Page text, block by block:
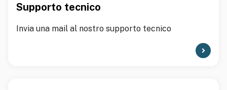
Supporto tecnico
Invia una mail al nostro supporto tecnico